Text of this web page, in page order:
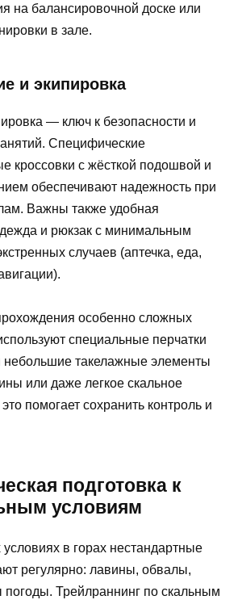
на балансировочной доске или
в зале.
и экипировка
— ключ к безопасности и
Специфические
кроссовки с жёсткой подошвой и
обеспечивают надежность при
Важны также удобная
и рюкзак с минимальным
случаев (аптечка, еда,
особенно сложных
специальные перчатки
небольшие такелажные элементы
или даже легкое скальное
помогает сохранить контроль и
подготовка к
условиям
в горах нестандартные
регулярно: лавины, обвалы,
погоды. Трейлраннинг по скальным